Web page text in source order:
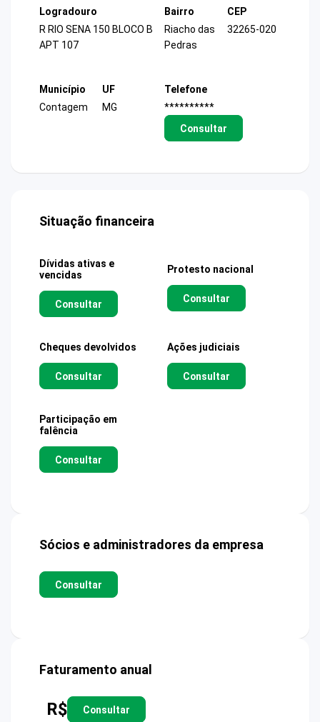
Logradouro
R RIO SENA 150 BLOCO B
APT 107
Bairro
Riacho das
Pedras
CEP
32265-020
Município
Contagem
UF
MG
Telefone
**********
Consultar
Situação financeira
Dívidas ativas e
vencidas
Consultar
Protesto nacional
Consultar
Cheques devolvidos
Consultar
Ações judiciais
Consultar
Participação em
falência
Consultar
Sócios e administradores da empresa
Consultar
Faturamento anual
R$ Consultar